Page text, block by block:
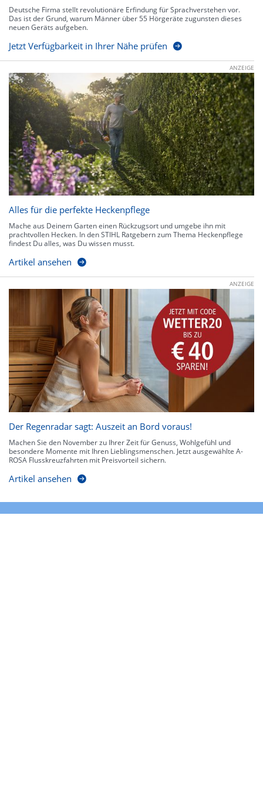
Deutsche Firma stellt revolutionäre Erfindung für Sprachverstehen vor.
Das ist der Grund, warum Männer über 55 Hörgeräte zugunsten dieses
neuen Geräts aufgeben.
Jetzt Verfügbarkeit in Ihrer Nähe prüfen
ANZEIGE
Alles für die perfekte Heckenpflege
Mache aus Deinem Garten einen Rückzugsort und umgebe ihn mit
prachtvollen Hecken. In den STIHL Ratgebern zum Thema Heckenpflege
findest Du alles, was Du wissen musst.
Artikel ansehen
ANZEIGE
Der Regenradar sagt: Auszeit an Bord voraus!
Machen Sie den November zu Ihrer Zeit für Genuss, Wohlgefühl und
besondere Momente mit Ihren Lieblingsmenschen. Jetzt ausgewählte A-
ROSA Flusskreuzfahrten mit Preisvorteil sichern.
Artikel ansehen